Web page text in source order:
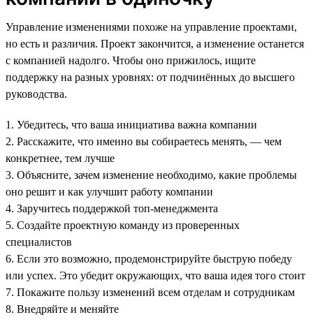
Управление изменениями похоже на управление проектами,
но есть и различия. Проект закончится, а изменение останется
с компанией надолго. Чтобы оно прижилось, ищите
поддержку на разных уровнях: от подчинённых до высшего
руководства.
1. Убедитесь, что ваша инициатива важна компании
2. Расскажите, что именно вы собираетесь менять, — чем
конкретнее, тем лучше
3. Объясните, зачем изменение необходимо, какие проблемы
оно решит и как улучшит работу компании
4. Заручитесь поддержкой топ-менеджмента
5. Создайте проектную команду из проверенных
специалистов
6. Если это возможно, продемонстрируйте быструю победу
или успех. Это убедит окружающих, что ваша идея того стоит
7. Покажите пользу изменений всем отделам и сотрудникам
8. Внедряйте и меняйте